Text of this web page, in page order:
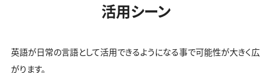
活用シーン
英語が日常の言語として活用できるようになる事で可能性が大きく広
がります。